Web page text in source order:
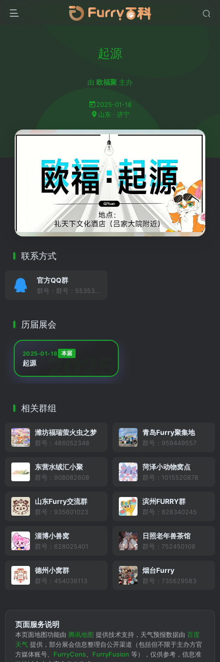
起源
由 欧福聚 主办
2025-01-18
山东 · 济宁
联系方式
官方QQ群
群号：群号：553532875
历届展会
2025-01-18 本届
起源
相关群组
潍坊福瑞萤火虫之梦
群号：486052348
青岛Furry聚集地
群号：959449557
东营水绒汇小聚
群号：908082608
菏泽小动物窝点
群号：1015520878
山东Furry交流群
群号：935601023
滨州FURRY群
群号：828340245
淄博小兽窝
群号：628025401
日照老年兽茶馆
群号：752450108
德州小窝群
群号：454036113
烟台Furry
群号：735629583
页面服务说明
本页面地图功能由 腾讯地图 提供技术支持，天气预报数据由 百度
天气 提供，部分展会信息整理自公开渠道（包括但不限于主办方官
方媒体账号、 FurryCons、 FurryFusion 等），仅供参考，信息准